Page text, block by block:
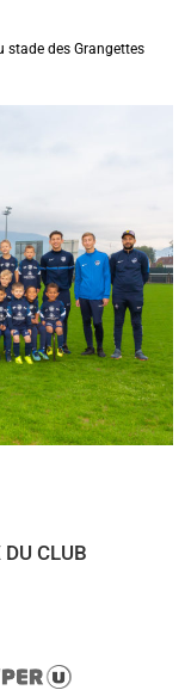
stade des Grangettes
DU CLUB